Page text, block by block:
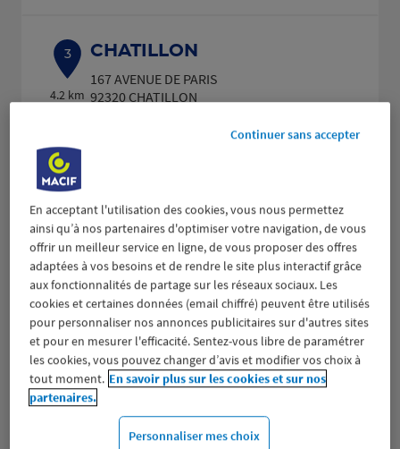
3
4.2 km
CHATILLON
167 AVENUE DE PARIS
92320 CHATILLON
Fermé actuellement
Voir plus
4
4.2 km
BOURG LA REINE
60 AVENUE DU GENERAL LECLERC
92340 BOURG LA REINE
4,6/5Note de 4.6 sur 5
(358 avis)
Fermé actuellement
Voir plus
En acceptant l'utilisation des cookies, vous nous permettez
ainsi qu’à nos partenaires d'optimiser votre navigation, de vous
offrir un meilleur service en ligne, de vous proposer des offres
adaptées à vos besoins et de rendre le site plus interactif grâce
aux fonctionnalités de partage sur les réseaux sociaux. Les
cookies et certaines données (email chiffré) peuvent être utilisés
pour personnaliser nos annonces publicitaires sur d'autres sites
et pour en mesurer l'efficacité. Sentez-vous libre de paramétrer
les cookies, vous pouvez changer d’avis et modifier vos choix à
tout moment. En savoir plus sur les cookies et sur nos
partenaires.
Personnaliser mes choix
Continuer sans accepter